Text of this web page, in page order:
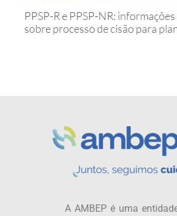
PPSP-R e PPSP-NR:
sobre processo de cisão para
A AMBEP é uma